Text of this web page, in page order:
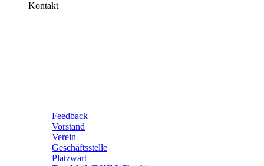
Kontakt
Feedback
Vorstand
Verein
Geschäftsstelle
Platzwart